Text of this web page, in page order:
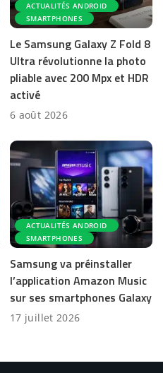
ACTUALITÉS ANDROID
SMARTPHONES
Le Samsung Galaxy Z Fold 8
Ultra révolutionne la photo
pliable avec 200 Mpx et HDR
activé
6 août 2026
ACTUALITÉS ANDROID
SMARTPHONES
Samsung va préinstaller
l’application Amazon Music
sur ses smartphones Galaxy
17 juillet 2026